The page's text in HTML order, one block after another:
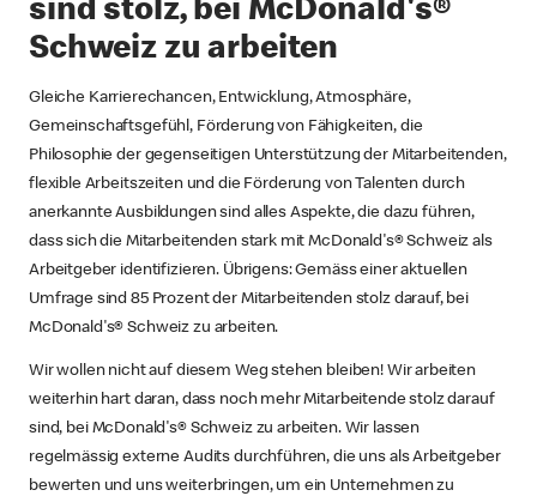
sind stolz, bei McDonald's®
Schweiz zu arbeiten
Gleiche Karrierechancen, Entwicklung, Atmosphäre,
Gemeinschaftsgefühl, Förderung von Fähigkeiten, die
Philosophie der gegenseitigen Unterstützung der Mitarbeitenden,
flexible Arbeitszeiten und die Förderung von Talenten durch
anerkannte Ausbildungen sind alles Aspekte, die dazu führen,
dass sich die Mitarbeitenden stark mit McDonald's® Schweiz als
Arbeitgeber identifizieren. Übrigens: Gemäss einer aktuellen
Umfrage sind 85 Prozent der Mitarbeitenden stolz darauf, bei
McDonald's® Schweiz zu arbeiten.
Wir wollen nicht auf diesem Weg stehen bleiben! Wir arbeiten
weiterhin hart daran, dass noch mehr Mitarbeitende stolz darauf
sind, bei McDonald's® Schweiz zu arbeiten. Wir lassen
regelmässig externe Audits durchführen, die uns als Arbeitgeber
bewerten und uns weiterbringen, um ein Unternehmen zu